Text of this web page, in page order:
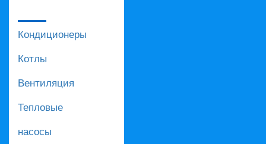
Кондиционеры
Котлы
Вентиляция
Тепловые
насосы